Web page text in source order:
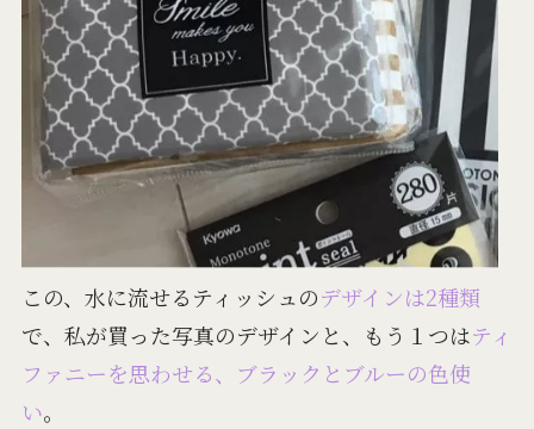
この、水に流せるティッシュのデザインは2種類
で、私が買った写真のデザインと、もう１つはティ
ファニーを思わせる、ブラックとブルーの色使
い。